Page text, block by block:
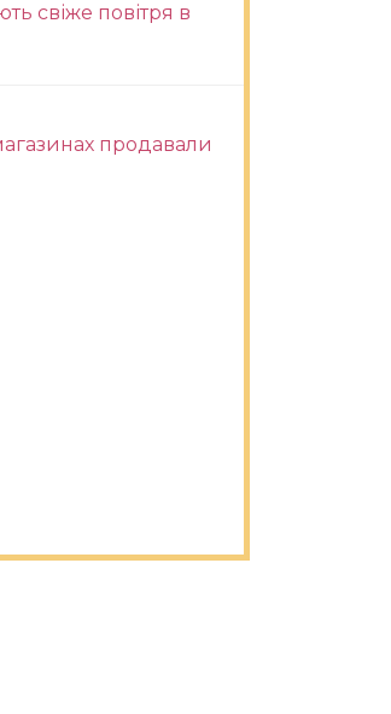
свіже повітря в
продавали